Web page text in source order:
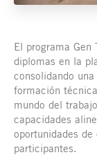
El programa
diplomas en la
consolidando
formación
mundo del
capacidades
oportunidades
participantes.